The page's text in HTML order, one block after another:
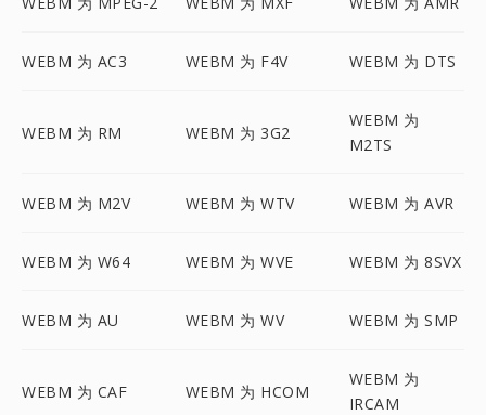
WEBM 为 AC3 WEBM 为 F4V WEBM 为 DTS
WEBM 为 RM WEBM 为 3G2
WEBM 为
M2TS
WEBM 为 M2V WEBM 为 WTV WEBM 为 AVR
WEBM 为 W64 WEBM 为 WVE WEBM 为 8SVX
WEBM 为 AU WEBM 为 WV WEBM 为 SMP
WEBM 为 CAF WEBM 为 HCOM
WEBM 为
IRCAM